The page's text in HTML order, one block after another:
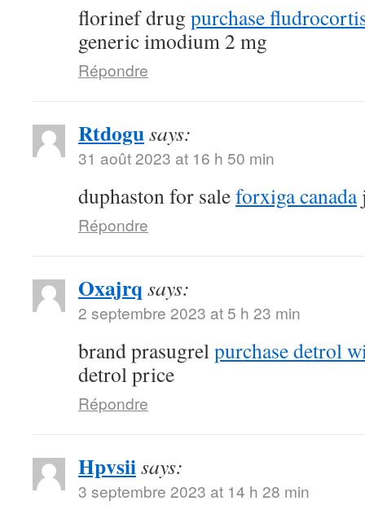
florinef drug purchase
generic imodium 2 mg
Répondre
Rtdogusays:
31 août 2023 at 16 h 50 min
duphaston for saleforxiga canada
Répondre
Oxajrq says:
2 septembre 2023 at 5 h 23 min
brand prasugrelpurchase detrol
detrol price
Répondre
Hpvsiisays:
3 septembre 2023 at 14 h 28 min